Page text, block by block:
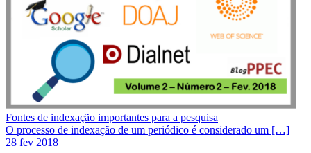
Fontes de indexação importantes para a pesquisa
O processo de indexação de um periódico é considerado um […]
28 fev 2018